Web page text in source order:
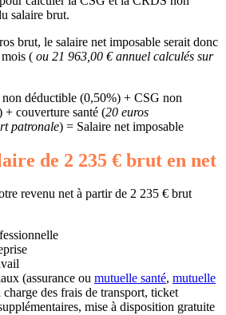
salaire brut.
brut, le salaire net imposable serait donc
( ou 21 963,00 € annuel calculés sur
déductible (0,50%) + CSG non
couverture santé (20 euros
patronale) = Salaire net imposable
de 2 235 € brut en net
revenu net à partir de 2 235 € brut
(assurance ou mutuelle santé, mutuelle
charge des frais de transport, ticket
mise à disposition gratuite